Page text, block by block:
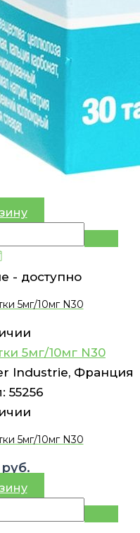
- доступно
5мг/10мг N30
5мг/10мг N30
Industrie, Франция
55256
5мг/10мг N30
руб.